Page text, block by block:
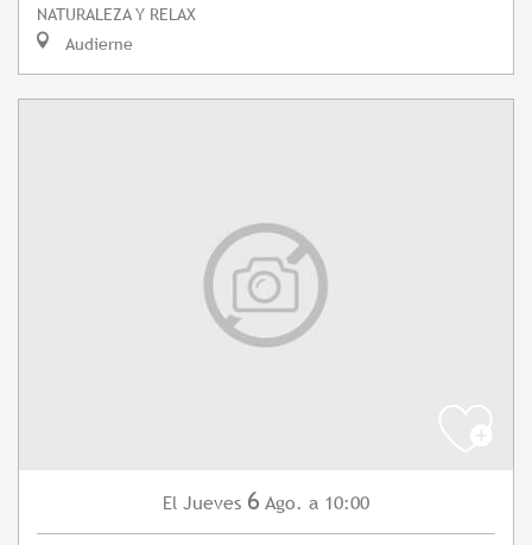
NATURALEZA Y RELAX
Audierne
El Jueves 6 Ago. a 10:00